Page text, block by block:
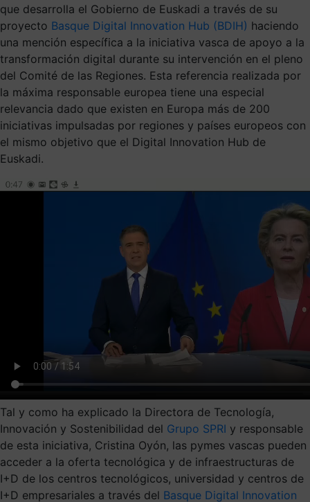
que desarrolla el Gobierno de Euskadi a través de su
proyecto Basque Digital Innovation Hub (BDIH) haciendo
una mención específica a la iniciativa vasca de apoyo a la
transformación digital durante su intervención en el pleno
del Comité de las Regiones. Esta referencia realizada por
la máxima responsable europea tiene una especial
relevancia dado que existen en Europa más de 200
iniciativas impulsadas por regiones y países europeos con
el mismo objetivo que el Digital Innovation Hub de
Euskadi.
Tal y como ha explicado la Directora de Tecnología,
Innovación y Sostenibilidad del Grupo SPRI y responsable
de esta iniciativa, Cristina Oyón, las pymes vascas pueden
acceder a la oferta tecnológica y de infraestructuras de
I+D de los centros tecnológicos, universidad y centros de
I+D empresariales a través del Basque Digital Innovation